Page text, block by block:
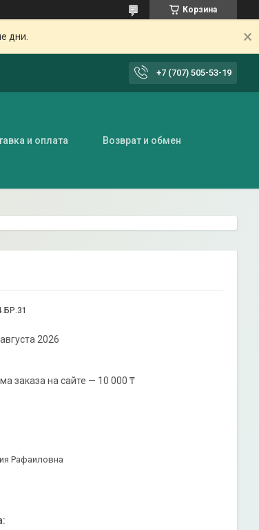
Корзина
дни.
+7 (707) 505-53-19
и оплата Возврат и обмен
2026
заказа на сайте — 10 000 ₸
Рафаиловна